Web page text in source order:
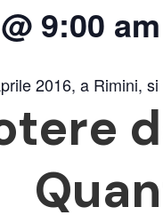
9:00 am
2016, a Rimini, si